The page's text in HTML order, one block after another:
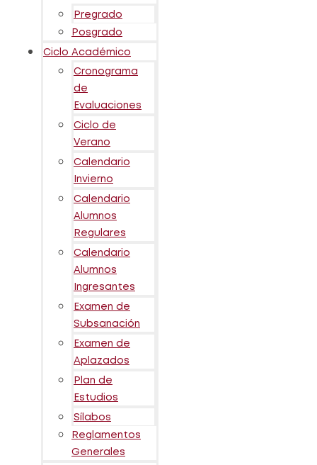
Pregrado
Posgrado
Ciclo Académico
Cronograma
de
Evaluaciones
Ciclo de
Verano
Calendario
Invierno
Calendario
Alumnos
Regulares
Calendario
Alumnos
Ingresantes
Examen de
Subsanación
Examen de
Aplazados
Plan de
Estudios
Sílabos
Reglamentos
Generales